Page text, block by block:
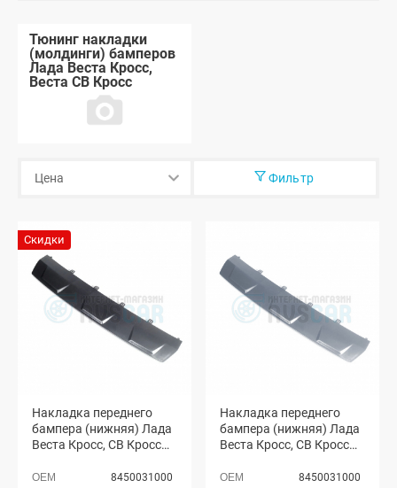
Тюнинг накладки
(молдинги) бамперов
Лада Веста Кросс,
Веста СВ Кросс
Фильтр
Скидки
Накладка переднего
бампера (нижняя) Лада
Веста Кросс, СВ Кросс
8450031000
Накладка переднего
бампера (нижняя) Лада
Веста Кросс, СВ Кросс
8450031000